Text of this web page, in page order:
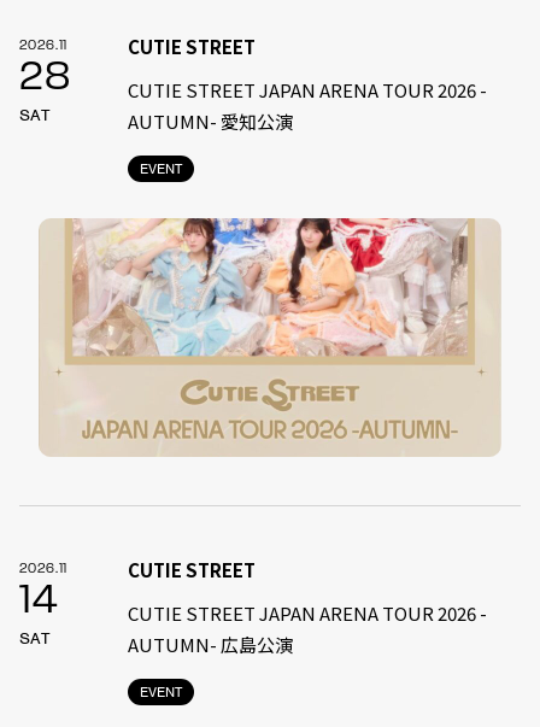
2026.11
28
SAT
EVENT
CUTIE STREET
CUTIE STREET JAPAN ARENA TOUR 2026 -
AUTUMN- 愛知公演
2026.11
14
SAT
EVENT
CUTIE STREET
CUTIE STREET JAPAN ARENA TOUR 2026 -
AUTUMN- 広島公演